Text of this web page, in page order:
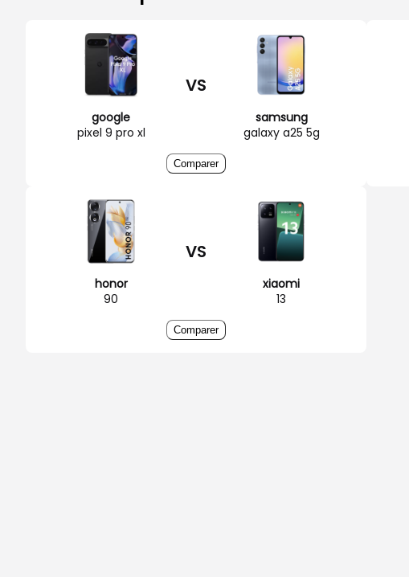
google
pixel 9 pro xl
VS
samsung
galaxy a25 5g
Comparer
honor
90
VS
xiaomi
13
Comparer